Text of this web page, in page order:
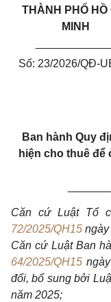
THÀNH PHỐ HỒ
MINH
Số: 23/2026/QĐ-
Ban hành Quy
hiện cho thuê để
Căn cứ Luật Tổ
72/2025/QH15 ngày
Căn cứ Luật Ban
64/2025/QH15
đổi, bổ sung bởi
năm 2025;